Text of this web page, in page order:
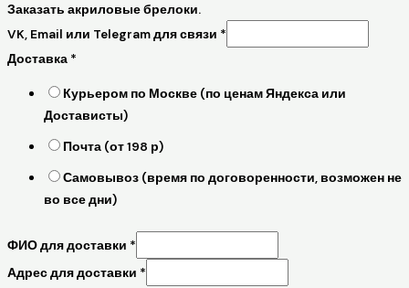
Заказать акриловые брелоки.
VK, Email или Telegram для связи *
Доставка *
Курьером по Москве (по ценам Яндекса или
Достависты)
Почта (от 198 р)
Самовывоз (время по договоренности, возможен не
во все дни)
ФИО для доставки *
Адрес для доставки *